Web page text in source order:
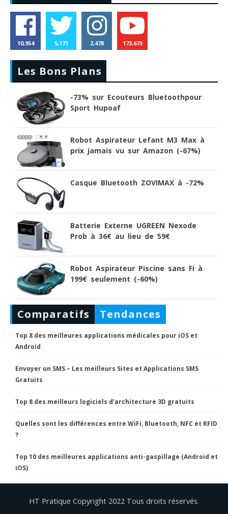
10,954 5,171 2,478 173,673
Les Bons Plans
-73% sur Ecouteurs Bluetoothpour
Sport Hupoaf
Robot Aspirateur Lefant M3 Max à
prix jamais vu sur Amazon (-67%)
Casque Bluetooth ZOVIMAX à -72%
Batterie Externe UGREEN Nexode
Prob à 36€ au lieu de 59€
Robot Aspirateur Piscine sans Fi à
199€ seulement (-60%)
Comparatifs Tendances
Top 8 des meilleures applications médicales pour iOS et
Android
Envoyer un SMS – Les meilleurs Sites et Applications SMS
Gratuits
Top 8 des meilleurs logiciels d’architecture 3D gratuits
Quelles sont les différences entre WiFi, Bluetooth, NFC et RFID
?
Top 10 des meilleures applications anti-gaspillage (Android et
iOS)
HT Pratique Copyright 2022 Tous droits réservés.